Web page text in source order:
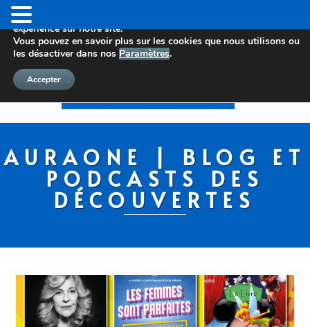
AURAONE | BLOG ET
PODCASTS DES
DÉCOUVERTES
Nous utilisons des cookies pour vous offrir la meilleure
expérience sur notre site.
Vous pouvez en savoir plus sur les cookies que nous utilisons ou
les désactiver dans nos Paramètres.
Accepter